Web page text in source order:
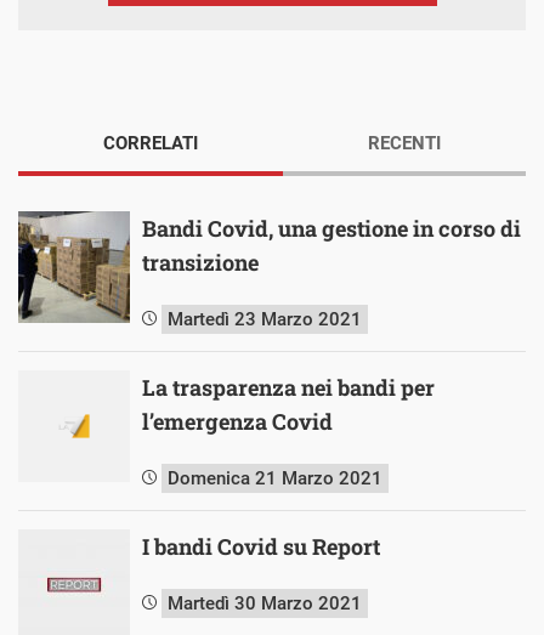
CORRELATI
Bandi Covid, una gestione in corso di
transizione
Martedì 23 Marzo 2021
La trasparenza nei bandi per
l’emergenza Covid
Domenica 21 Marzo 2021
I bandi Covid su Report
Martedì 30 Marzo 2021
RECENTI